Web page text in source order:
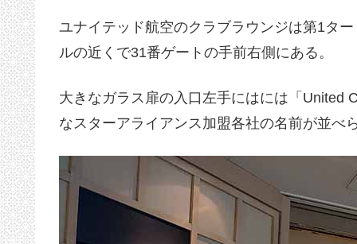
ユナイテッド航空のクラブラウンジは第1タ
ルの近くで31番ゲートの手前右側にある。
大きなガラス扉の入口左手にはには「United
なスターアライアンス加盟各社の名前が並べ